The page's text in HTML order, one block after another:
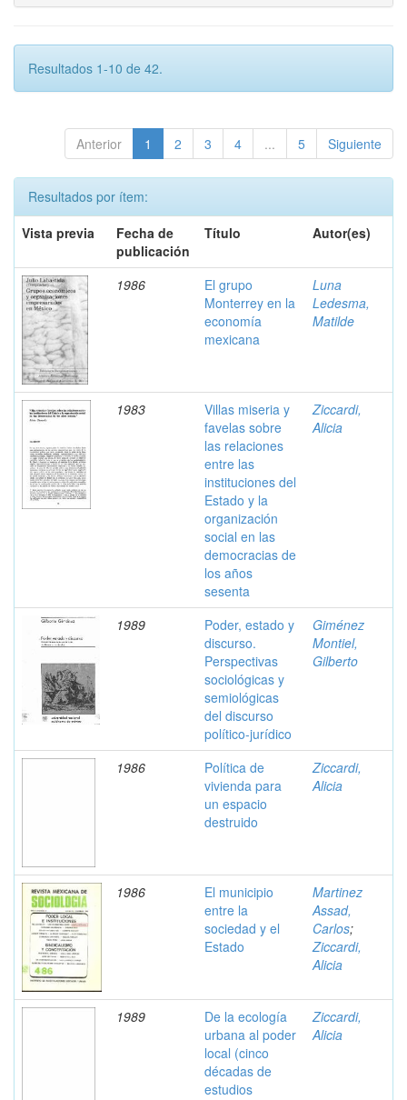
Resultados 1-10 de 42.
Anterior 1 2 3 4 ... 5 Siguiente
Resultados por ítem:
Vista previa
Fecha de
publicación
Título Autor(es)
1986
El grupo
Monterrey en la
economía
mexicana
Luna
Ledesma,
Matilde
1983
Villas miseria y
favelas sobre
las relaciones
entre las
instituciones del
Estado y la
organización
social en las
democracias de
los años
sesenta
Ziccardi,
Alicia
1989
Poder, estado y
discurso.
Perspectivas
sociológicas y
semiológicas
del discurso
político-jurídico
Giménez
Montiel,
Gilberto
1986
Política de
vivienda para
un espacio
destruido
Ziccardi,
Alicia
1986
El municipio
entre la
sociedad y el
Estado
Martinez
Assad,
Carlos;
Ziccardi,
Alicia
1989
De la ecología
urbana al poder
local (cinco
décadas de
estudios
Ziccardi,
Alicia